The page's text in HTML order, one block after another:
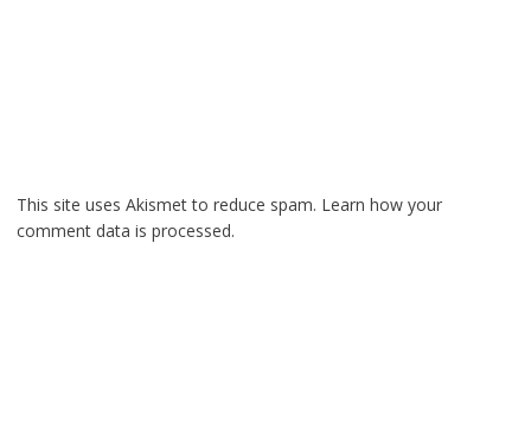
This site uses Akismet to reduce spam. Learn how your
comment data is processed.